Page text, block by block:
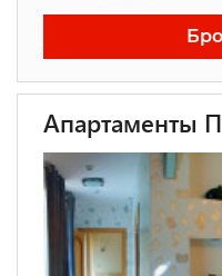
Апартаменты